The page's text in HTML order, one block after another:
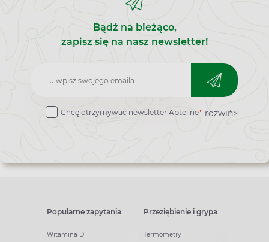
Bądź na bieżąco,
zapisz się na nasz newsletter!
Zapisz
do
Chcę otrzymywać newsletter Apteline* rozwiń>
Popularne zapytania
Witamina D
Przeziębienie i grypa
Termometry